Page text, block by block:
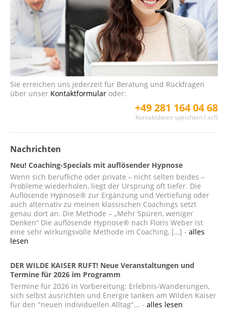
Sie erreichen uns jederzeit für Beratung und Rückfragen
über unser Kontaktformular oder:
+49 281 164 04 68
Kontaktdaten speichern (.vcf)
Nachrichten
Neu! Coaching-Specials mit auflösender Hypnose
Wenn sich berufliche oder private – nicht selten beides –
Probleme wiederholen, liegt der Ursprung oft tiefer. Die
Auflösende Hypnose® zur Ergänzung und Vertiefung oder
auch alternativ zu meinen klassischen Coachings setzt
genau dort an. Die Methode – „Mehr Spüren, weniger
Denken“ Die auflösende Hypnose® nach Floris Weber ist
eine sehr wirkungsvolle Methode im Coaching, […] - alles
lesen
DER WILDE KAISER RUFT! Neue Veranstaltungen und
Termine für 2026 im Programm
Termine für 2026 in Vorbereitung: Erlebnis-Wanderungen,
sich selbst ausrichten und Energie tanken am Wilden Kaiser
für den "neuen individuellen Alltag"... - alles lesen